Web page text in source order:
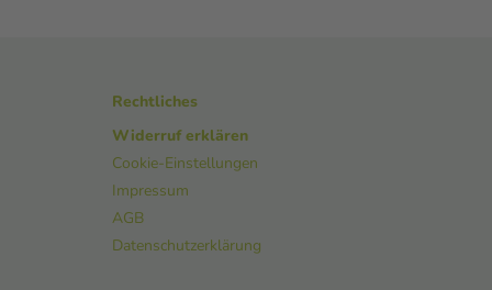
Rechtliches
Widerruf erklären
Cookie-Einstellungen
Impressum
AGB
Datenschutzerklärung